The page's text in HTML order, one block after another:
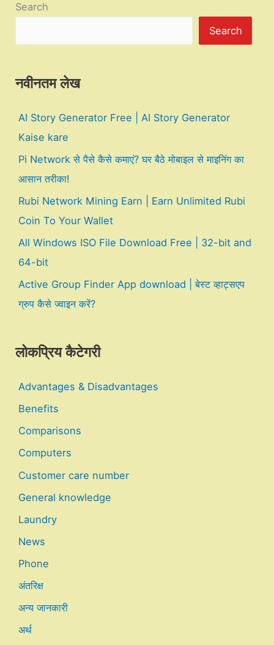
Search
Search
नवीनतम लेख
AI Story Generator Free | AI Story Generator
Kaise kare
Pi Network से पैसे कैसे कमाएं? घर बैठे मोबाइल से माइनिंग का
आसान तरीका!
Rubi Network Mining Earn | Earn Unlimited Rubi
Coin To Your Wallet
All Windows ISO File Download Free | 32-bit and
64-bit
Active Group Finder App download | बेस्ट व्हाट्सएप
ग्रुप कैसे ज्वाइन करें?
लोकप्रिय कैटेगरी
Advantages & Disadvantages
Benefits
Comparisons
Computers
Customer care number
General knowledge
Laundry
News
Phone
अंतरिक्ष
अन्य जानकारी
अर्थ